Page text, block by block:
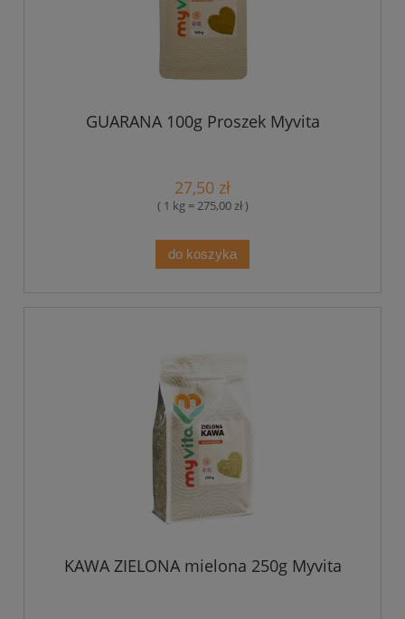
GUARANA 100g Proszek Myvita
27,50 zł
( 1 kg = 275,00 zł )
do koszyka
KAWA ZIELONA mielona 250g Myvita